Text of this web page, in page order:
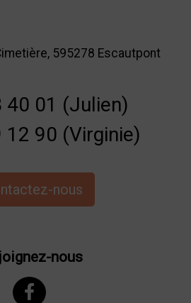
595278 Escautpont
40 01 (Julien)
12 90 (Virginie)
nous
nous